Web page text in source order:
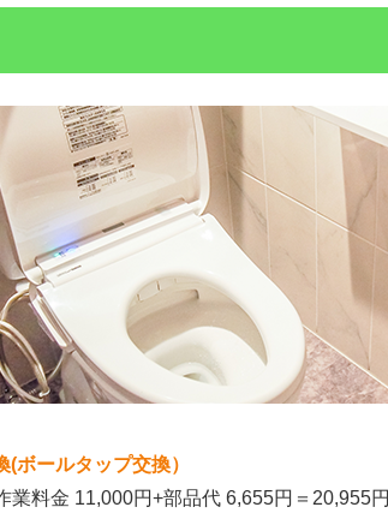
ボールタップ交換）
業料金 11,000円+部品代 6,655円＝20,955円